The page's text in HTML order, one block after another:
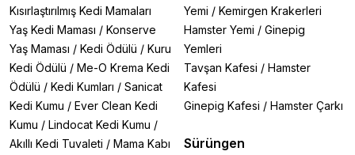
Kısırlaştırılmış Kedi Mamaları
Yaş Kedi Maması / Konserve
Yaş Maması / Kedi Ödülü / Kuru
Kedi Ödülü / Me-O Krema Kedi
Ödülü / Kedi Kumları / Sanicat
Kedi Kumu / Ever Clean Kedi
Kumu / Lindocat Kedi Kumu /
Akıllı Kedi Tuvaleti / Mama Kabı
Yemi / Kemirgen Krakerleri
Hamster Yemi / Ginepig
Yemleri
Tavşan Kafesi / Hamster
Kafesi
Ginepig Kafesi / Hamster Çarkı
Sürüngen